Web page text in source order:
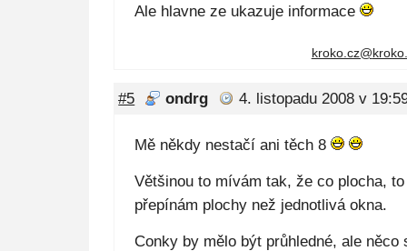
Ale hlavne ze ukazuje informace
kroko.cz@
#5 ondrg 4. listopadu 2008 v
Mě někdy nestačí ani těch 8
Většinou to mívám tak, že co plocha,
přepínám plochy než jednotlivá okna.
Conky by mělo být průhledné, ale něco